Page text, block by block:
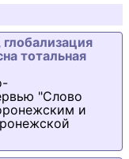
тотальная
"Слово
и